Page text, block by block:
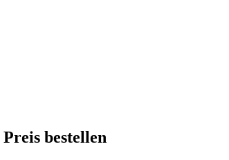
Preis bestellen